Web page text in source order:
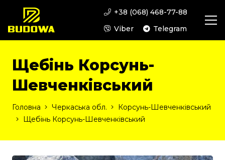
+38 (068) 468-77-88
Viber
Telegram
Щебінь Корсунь-
Шевченківський
Головна Черкаська обл.
Корсунь-Шевченківський
Щебінь Корсунь-Шевченківський